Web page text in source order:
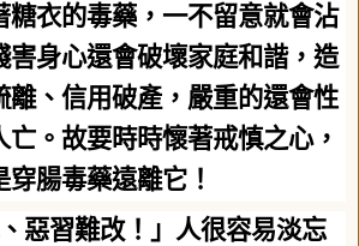
糖衣的毒藥，一不留意就會沾
害身心還會破壞家庭和諧，造
離、信用破產，嚴重的還會性
。故要時時懷著戒慎之心，
腸毒藥遠離它！
、惡習難改！」人很容易淡忘